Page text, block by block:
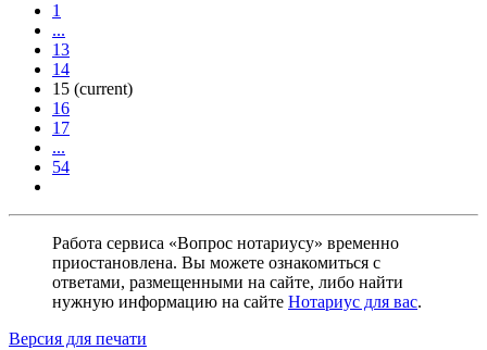
1
...
13
14
15 (current)
16
17
...
54
Работа сервиса «Вопрос нотариусу» временно
приостановлена. Вы можете ознакомиться с
ответами, размещенными на сайте, либо найти
нужную информацию на сайте Нотариус для вас.
Версия для печати